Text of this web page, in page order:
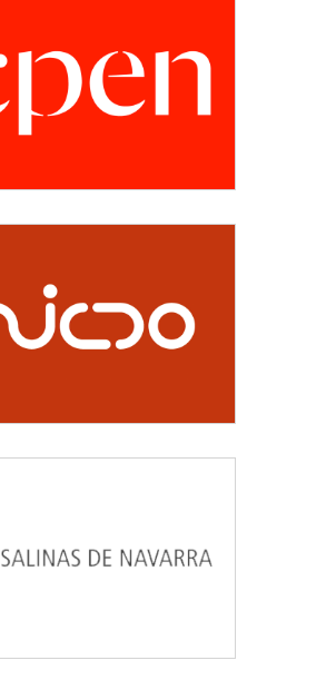
CPEN
Desarrollo empresarial
NICDO
Cultura, deporte y ocio
NAVARRA